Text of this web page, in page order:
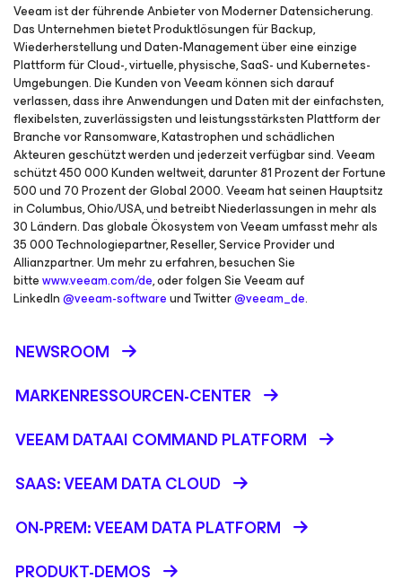
Veeam ist der führende Anbieter von Moderner Datensicherung.
Das Unternehmen bietet Produktlösungen für Backup,
Wiederherstellung und Daten-Management über eine einzige
Plattform für Cloud-, virtuelle, physische, SaaS- und Kubernetes-
Umgebungen. Die Kunden von Veeam können sich darauf
verlassen, dass ihre Anwendungen und Daten mit der einfachsten,
flexibelsten, zuverlässigsten und leistungsstärksten Plattform der
Branche vor Ransomware, Katastrophen und schädlichen
Akteuren geschützt werden und jederzeit verfügbar sind. Veeam
schützt 450 000 Kunden weltweit, darunter 81 Prozent der Fortune
500 und 70 Prozent der Global 2000. Veeam hat seinen Hauptsitz
in Columbus, Ohio/USA, und betreibt Niederlassungen in mehr als
30 Ländern. Das globale Ökosystem von Veeam umfasst mehr als
35 000 Technologiepartner, Reseller, Service Provider und
Allianzpartner. Um mehr zu erfahren, besuchen Sie
bittewww.veeam.com/de, oder folgen Sie Veeam auf
LinkedIn@veeam-softwareund Twitter@veeam_de.
NEWSROOM
MARKENRESSOURCEN-CENTER
VEEAM DATAAI COMMAND PLATFORM
SAAS: VEEAM DATA CLOUD
ON-PREM: VEEAM DATA PLATFORM
PRODUKT-DEMOS